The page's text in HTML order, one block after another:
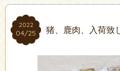
2022
04/25
2022
04/25 猪、鹿肉、入荷致